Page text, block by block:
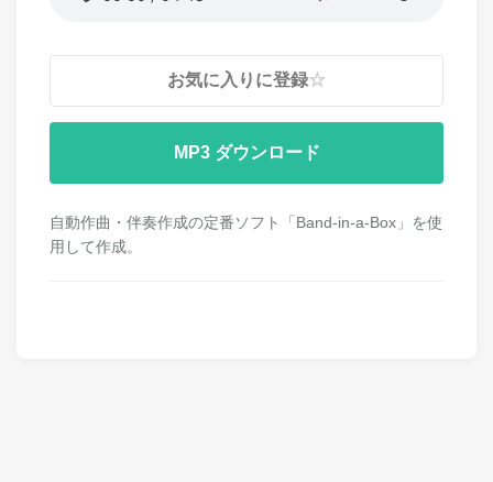
お気に入りに登録☆
MP3
自動作曲・伴奏作成の定番ソフト「Band-in-a-Box」を使
用して作成。